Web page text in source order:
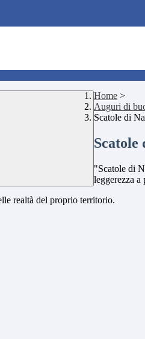
Home >
Auguri di
Scatole di
Scatole
"Scatole di
leggerezza
realtà del proprio territorio.